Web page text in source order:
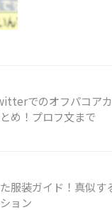
でのオフパコア
め！プロフ文まで
服装ガイド！真似す
ョン